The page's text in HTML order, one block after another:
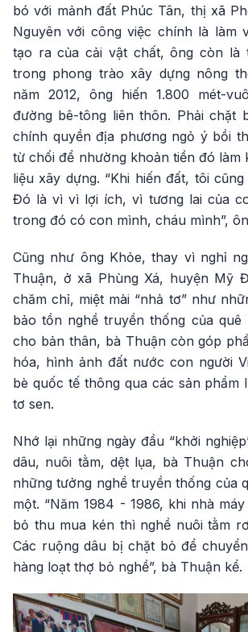
bó với mảnh đất Phúc Tân, thị xã
Nguyên với công việc chính là làm
tạo ra của cải vật chất, ông còn là
trong phong trào xây dựng nông
năm 2012, ông hiến 1.800 mét-
đường bê-tông liên thôn. Phải chặt
chính quyền địa phương ngỏ ý bồi
từ chối để nhường khoản tiền đó làm
liệu xây dựng. “Khi hiến đất, tôi
Đó là vì vì lợi ích, vì tương lai của
trong đó có con mình, cháu mình”,
Cũng như ông Khỏe, thay vì nghỉ
Thuận, ở xã Phùng Xá, huyện Mỹ
chăm chỉ, miệt mài “nhả tơ” như
bảo tồn nghề truyền thống của quê
cho bản thân, bà Thuận còn góp
hóa, hình ảnh đất nước con người
bè quốc tế thông qua các sản phẩm
tơ sen.
Nhớ lại những ngày đầu “khởi
dâu, nuôi tằm, dệt lụa, bà Thuận
những tưởng nghề truyền thống của
một. “Năm 1984 - 1986, khi nhà
bỏ thu mua kén thì nghề nuôi tằm
Các ruộng dâu bị chặt bỏ để
hàng loạt thợ bỏ nghề”, bà Thuận kể.